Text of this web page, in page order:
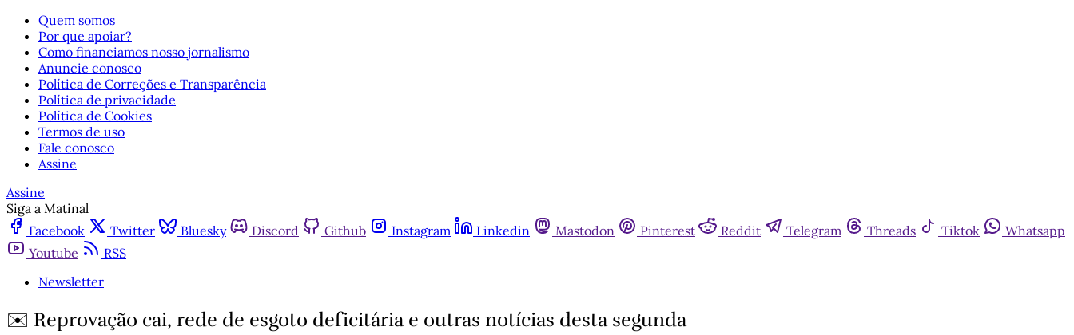
Quem somos
Por que apoiar?
Como financiamos nosso jornalismo
Anuncie conosco
Política de Correções e Transparência
Política de privacidade
Política de Cookies
Termos de uso
Fale conosco
Assine
Assine
Siga a Matinal
Facebook
Twitter Bluesky Discord Github Instagram Linkedin Mastodon Pinterest Reddit Telegram Threads Tiktok
Whatsapp
Youtube
RSS
Newsletter
✉️ Reprovação cai, rede de esgoto deficitária e outras notícias desta segunda